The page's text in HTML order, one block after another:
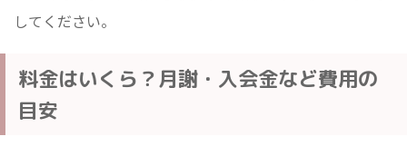
してください。
料金はいくら？月謝・入会金など費用の
目安